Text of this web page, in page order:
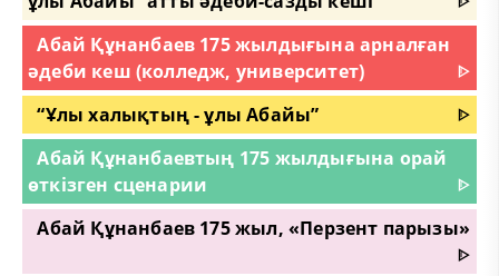
Абай Құнанбаев 175 жылдығына арналған
әдеби кеш (колледж, университет)
ᐈ
“Ұлы халықтың - ұлы Абайы”
ᐈ
Абай Құнанбаевтың 175 жылдығына орай
өткізген сценарии
ᐈ
Абай Құнанбаев 175 жыл, «Перзент парызы»
ᐈ